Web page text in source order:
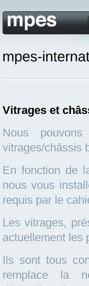
Vitrages et
Nous
vitrages/châssis
En fonction de
nous vous
requis par le
Les vitrages,
actuellement les
Ils sont tous
remplace la